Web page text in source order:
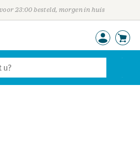
23:00 besteld, morgen in huis